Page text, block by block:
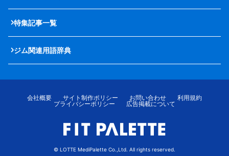
特集記事一覧
ジム関連用語辞典
会社概要 サイト制作ポリシー お問い合わせ
利用規約
プライバシーポリシー
広告掲載について
© LOTTE MediPalette Co.,Ltd. All rights reserved.